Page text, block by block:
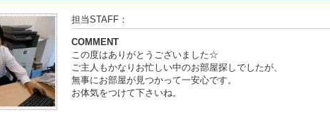
担当STAFF：
COMMENT
この度はありがとうございました☆
ご主人もかなりお忙しい中のお部屋探しでしたが、
無事にお部屋が見つかって一安心です。
お体気をつけて下さいね。